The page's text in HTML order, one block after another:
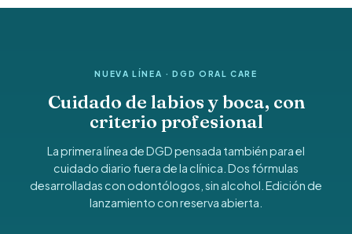
NUEVA LÍNEA · DGD ORAL CARE
Cuidado de labios y boca, con
criterio profesional
La primera línea de DGD pensada también para el
cuidado diario fuera de la clínica. Dos fórmulas
desarrolladas con odontólogos, sin alcohol. Edición de
lanzamiento con reserva abierta.